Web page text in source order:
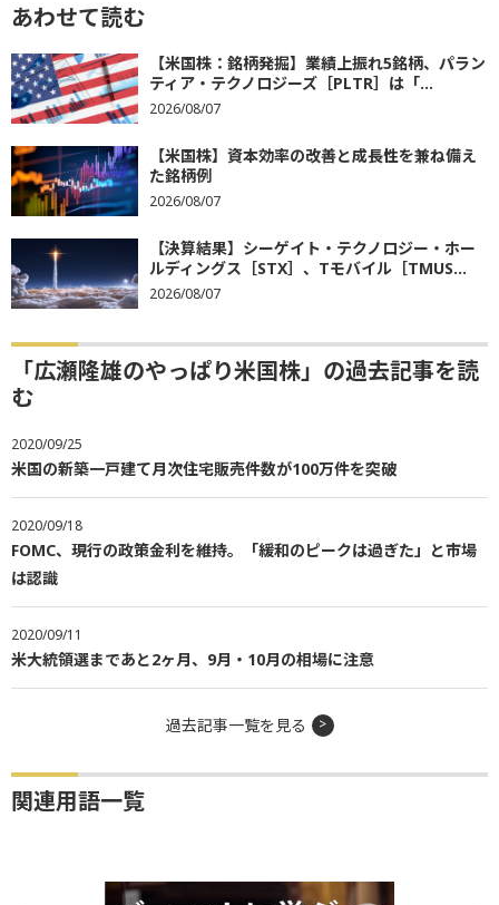
あわせて読む
【米国株：銘柄発掘】業績上振れ5銘柄、パラン
ティア・テクノロジーズ［PLTR］は「...
2026/08/07
【米国株】資本効率の改善と成長性を兼ね備え
た銘柄例
2026/08/07
【決算結果】シーゲイト・テクノロジー・ホー
ルディングス［STX］、Tモバイル［TMUS...
2026/08/07
「広瀬隆雄のやっぱり米国株」の過去記事を読
む
2020/09/25
米国の新築一戸建て月次住宅販売件数が100万件を突破
2020/09/18
FOMC、現行の政策金利を維持。「緩和のピークは過ぎた」と市場
は認識
2020/09/11
米大統領選まであと2ヶ月、9月・10月の相場に注意
過去記事一覧を見る
関連用語一覧